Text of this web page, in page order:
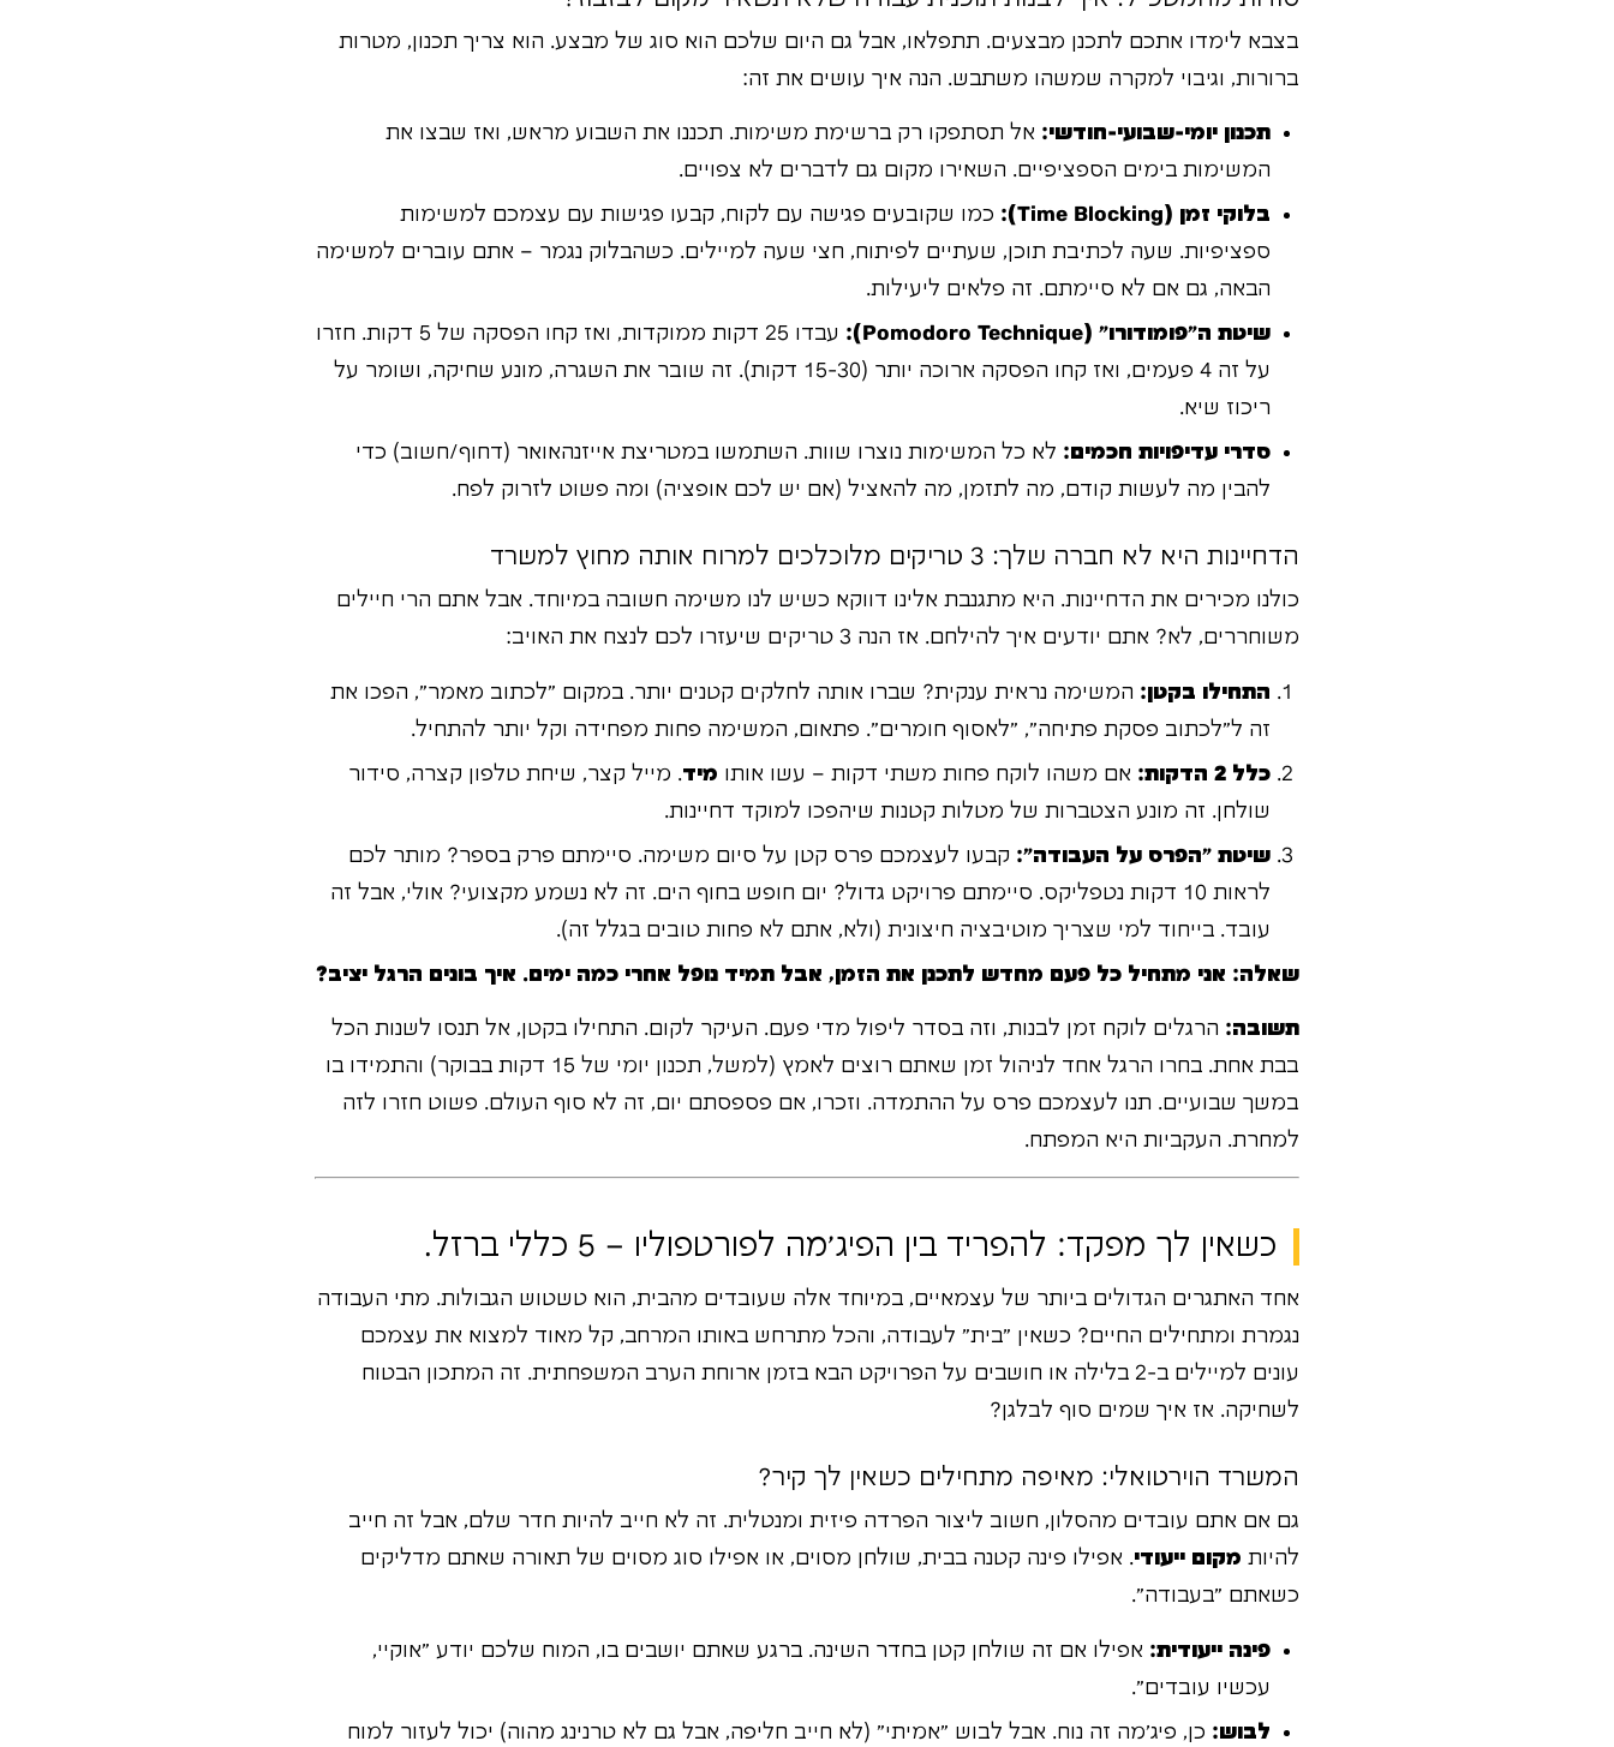
בצבא לימדו אתכם לתכנן מבצעים. תתפלאו, אבל גם היום שלכם הוא סוג של מבצע. הוא צריך תכנון, מטרות
ברורות, וגיבוי למקרה שמשהו משתבש. הנה איך עושים את זה:
תכנון יומי-שבועי-חודשי: אל תסתפקו רק ברשימת משימות. תכננו את השבוע מראש, ואז שבצו את
המשימות בימים הספציפיים. השאירו מקום גם לדברים לא צפויים.
בלוקי זמן (Time Blocking):
כמו שקובעים פגישה עם לקוח, קבעו פגישות עם עצמכם למשימות
ספציפיות. שעה לכתיבת תוכן, שעתיים לפיתוח, חצי שעה למיילים. כשהבלוק נגמר – אתם עוברים למשימה
הבאה, גם אם לא סיימתם. זה פלאים ליעילות.
שיטת ה"פומודורו" (Pomodoro Technique):
עבדו 25 דקות ממוקדות, ואז קחו הפסקה של 5 דקות. חזרו
על זה 4 פעמים, ואז קחו הפסקה ארוכה יותר (15-30 דקות). זה שובר את השגרה, מונע שחיקה, ושומר על
ריכוז שיא.
סדרי עדיפויות חכמים: לא כל המשימות נוצרו שוות. השתמשו במטריצת אייזנהאואר (דחוף/חשוב) כדי
להבין מה לעשות קודם, מה לתזמן, מה להאציל (אם יש לכם אופציה) ומה פשוט לזרוק לפח.
הדחיינות היא לא חברה שלך: 3 טריקים מלוכלכים למרוח אותה מחוץ למשרד
כולנו מכירים את הדחיינות. היא מתגנבת אלינו דווקא כשיש לנו משימה חשובה במיוחד. אבל אתם הרי חיילים
משוחררים, לא? אתם יודעים איך להילחם. אז הנה 3 טריקים שיעזרו לכם לנצח את האויב:
התחילו בקטן: המשימה נראית ענקית? שברו אותה לחלקים קטנים יותר. במקום "לכתוב מאמר", הפכו את
זה ל"לכתוב פסקת פתיחה", "לאסוף חומרים". פתאום, המשימה פחות מפחידה וקל יותר להתחיל.
כלל 2 הדקות: אם משהו לוקח פחות משתי דקות – עשו אותו מיד. מייל קצר, שיחת טלפון קצרה, סידור
שולחן. זה מונע הצטברות של מטלות קטנות שיהפכו למוקד דחיינות.
שיטת "הפרס על העבודה": קבעו לעצמכם פרס קטן על סיום משימה. סיימתם פרק בספר? מותר לכם
לראות 10 דקות נטפליקס. סיימתם פרויקט גדול? יום חופש בחוף הים. זה לא נשמע מקצועי? אולי, אבל זה
עובד. בייחוד למי שצריך מוטיבציה חיצונית (ולא, אתם לא פחות טובים בגלל זה).
שאלה: אני מתחיל כל פעם מחדש לתכנן את הזמן, אבל תמיד נופל אחרי כמה ימים. איך בונים הרגל יציב?
תשובה: הרגלים לוקח זמן לבנות, וזה בסדר ליפול מדי פעם. העיקר לקום. התחילו בקטן, אל תנסו לשנות הכל
בבת אחת. בחרו הרגל אחד לניהול זמן שאתם רוצים לאמץ (למשל, תכנון יומי של 15 דקות בבוקר) והתמידו בו
במשך שבועיים. תנו לעצמכם פרס על ההתמדה. וזכרו, אם פספסתם יום, זה לא סוף העולם. פשוט חזרו לזה
למחרת. העקביות היא המפתח.
כשאין לך מפקד: להפריד בין הפיג'מה לפורטפוליו – 5 כללי ברזל.
אחד האתגרים הגדולים ביותר של עצמאיים, במיוחד אלה שעובדים מהבית, הוא טשטוש הגבולות. מתי העבודה
נגמרת ומתחילים החיים? כשאין "בית" לעבודה, והכל מתרחש באותו המרחב, קל מאוד למצוא את עצמכם
עונים למיילים ב-2 בלילה או חושבים על הפרויקט הבא בזמן ארוחת הערב המשפחתית. זה המתכון הבטוח
לשחיקה. אז איך שמים סוף לבלגן?
המשרד הוירטואלי: מאיפה מתחילים כשאין לך קיר?
גם אם אתם עובדים מהסלון, חשוב ליצור הפרדה פיזית ומנטלית. זה לא חייב להיות חדר שלם, אבל זה חייב
להיות מקום ייעודי. אפילו פינה קטנה בבית, שולחן מסוים, או אפילו סוג מסוים של תאורה שאתם מדליקים
כשאתם "בעבודה".
פינה ייעודית: אפילו אם זה שולחן קטן בחדר השינה. ברגע שאתם יושבים בו, המוח שלכם יודע "אוקיי,
עכשיו עובדים".
לבוש: כן, פיג'מה זה נוח. אבל לבוש "אמיתי" (לא חייב חליפה, אבל גם לא טרנינג מהוה) יכול לעזור למוח